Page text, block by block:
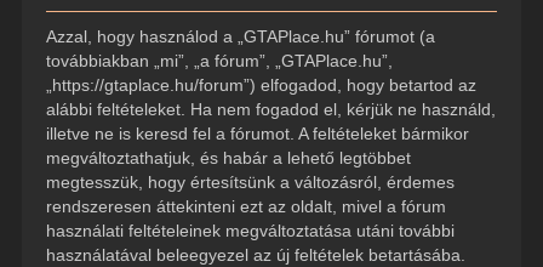
Azzal, hogy használod a „GTAPlace.hu” fórumot (a
továbbiakban „mi”, „a fórum”, „GTAPlace.hu”,
„https://gtaplace.hu/forum”) elfogadod, hogy betartod az
alábbi feltételeket. Ha nem fogadod el, kérjük ne használd,
illetve ne is keresd fel a fórumot. A feltételeket bármikor
megváltoztathatjuk, és habár a lehető legtöbbet
megtesszük, hogy értesítsünk a változásról, érdemes
rendszeresen áttekinteni ezt az oldalt, mivel a fórum
használati feltételeinek megváltoztatása utáni további
használatával beleegyezel az új feltételek betartásába.